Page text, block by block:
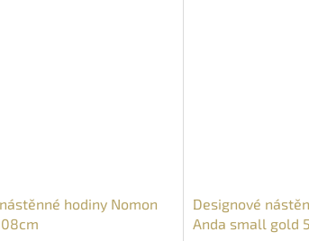
hodiny Nomon
Designové
Anda small gold